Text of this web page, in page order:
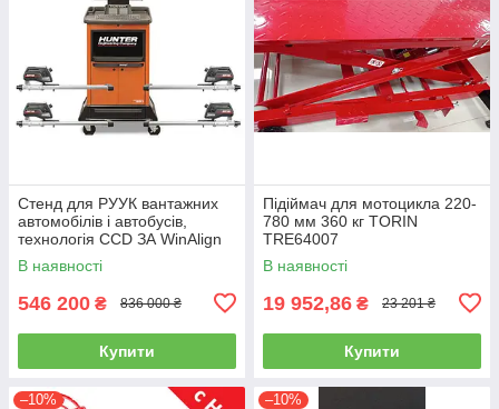
Стенд для РУУК вантажних
автомобілів і автобусів,
технологія CCD ЗА WinAlign
HUNTER WA510E-DSP740T
В наявності
546 200 ₴ 836 000 ₴
Купити
Підіймач для мотоцикла 220-
780 мм 360 кг TORIN
TRE64007
В наявності
19 952,86 ₴ 23 201 ₴
Купити
–10% –10%